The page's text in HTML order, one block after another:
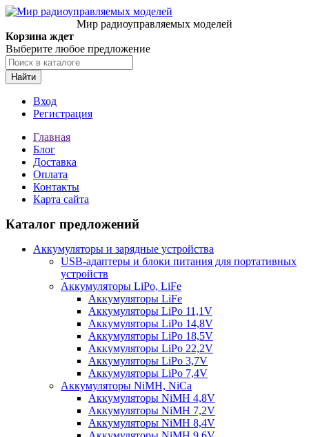
Мир радиоуправляемых моделей
Корзина ждет
Выберите любое предложение
Найти
Вход
Регистрация
Главная
Блог
Доставка
Оплата
Контакты
Карта сайта
Каталог предложений
Аккумуляторы и зарядные устройства
USB-адаптеры и блоки питания для портативных
устройств
Аккумуляторы LiPo, LiFe
Аккумуляторы LiFe
Аккумуляторы LiPo 11,1V
Аккумуляторы LiPo 14,8V
Аккумуляторы LiPo 18,5V
Аккумуляторы LiPo 22,2V
Аккумуляторы LiPo 3,7V
Аккумуляторы LiPo 7,4V
Аккумуляторы NiMH, NiCa
Аккумуляторы NiMH 4,8V
Аккумуляторы NiMH 7,2V
Аккумуляторы NiMH 8,4V